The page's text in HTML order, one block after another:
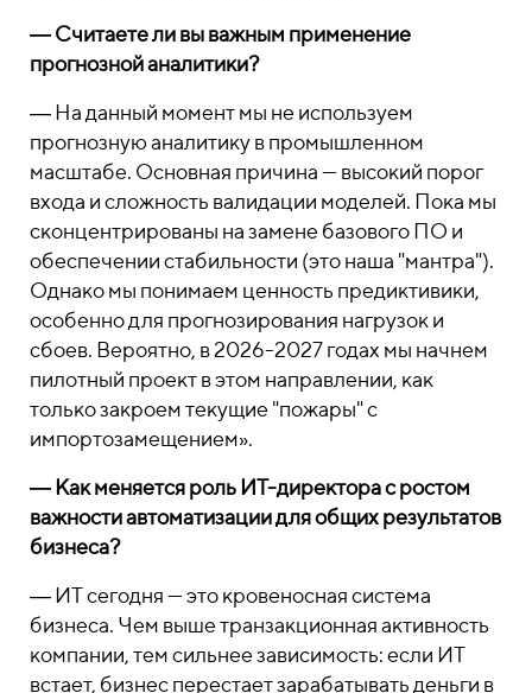
―Считаете ли вы важным применение
прогнозной аналитики?
― На данный момент мы не используем
прогнозную аналитику в промышленном
масштабе. Основная причина — высокий порог
входа и сложность валидации моделей. Пока мы
сконцентрированы на замене базового ПО и
обеспечении стабильности (это наша "мантра").
Однако мы понимаем ценность предиктивики,
особенно для прогнозирования нагрузок и
сбоев. Вероятно, в 2026-2027 годах мы начнем
пилотный проект в этом направлении, как
только закроем текущие "пожары" с
импортозамещением».
― Как меняется роль ИТ-директора с ростом
важности автоматизации для общих результатов
бизнеса?
―ИТ сегодня — это кровеносная система
бизнеса. Чем выше транзакционная активность
компании, тем сильнее зависимость: если ИТ
встает, бизнес перестает зарабатывать деньги в